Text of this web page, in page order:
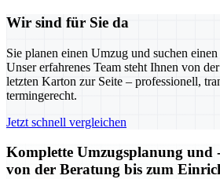
Wir sind für Sie da
Sie planen einen Umzug und suchen
Unser erfahrenes Team steht Ihnen von
letzten Karton zur Seite – professionell,
termingerecht.
Jetzt schnell vergleichen
Komplette Umzugsplanung
von der Beratung bis zum